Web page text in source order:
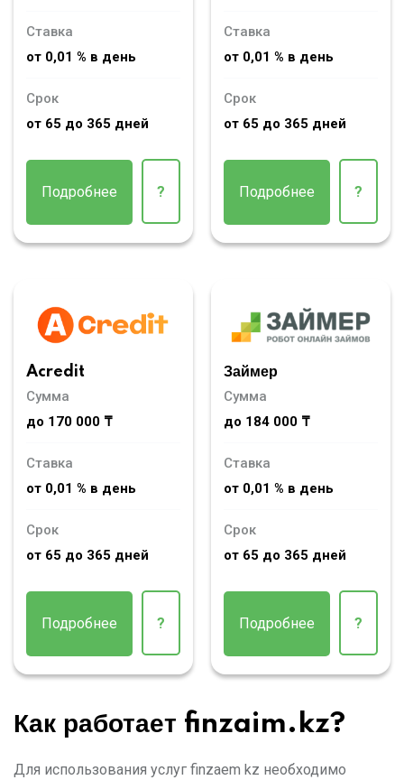
Ставка
от 0,01 % в день
Срок
от 65 до 365 дней
Подробнее ?
Ставка
от 0,01 % в день
Срок
от 65 до 365 дней
Подробнее ?
Acredit
Сумма
до 170 000 ₸
Ставка
от 0,01 % в день
Срок
от 65 до 365 дней
Подробнее ?
Займер
Сумма
до 184 000 ₸
Ставка
от 0,01 % в день
Срок
от 65 до 365 дней
Подробнее ?
Как работает finzaim.kz?
Для использования услуг finzaem kz необходимо